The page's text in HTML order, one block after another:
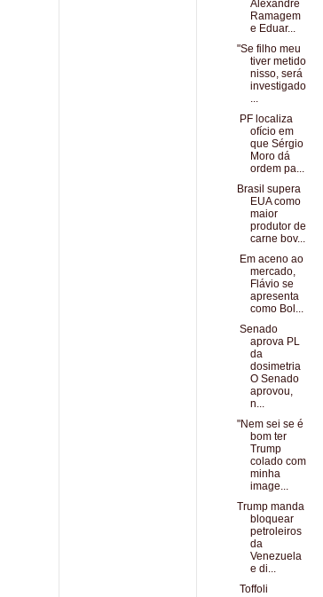
Alexandre
Ramagem
e Eduar...
"Se filho meu
tiver metido
nisso, será
investigado
...
PF localiza
ofício em
que Sérgio
Moro dá
ordem pa...
Brasil supera
EUA como
maior
produtor de
carne bov...
Em aceno ao
mercado,
Flávio se
apresenta
como Bol...
Senado
aprova PL
da
dosimetria
O Senado
aprovou,
n...
"Nem sei se é
bom ter
Trump
colado com
minha
image...
Trump manda
bloquear
petroleiros
da
Venezuela
e di...
Toffoli